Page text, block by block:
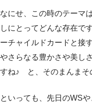
なにせ、この時のテーマ
しにとってどんな存在で
ーチャイルドカードと接
やさらなる豊かさや美し
すね♪ と、そのまんまそ
といっても、先日のWS